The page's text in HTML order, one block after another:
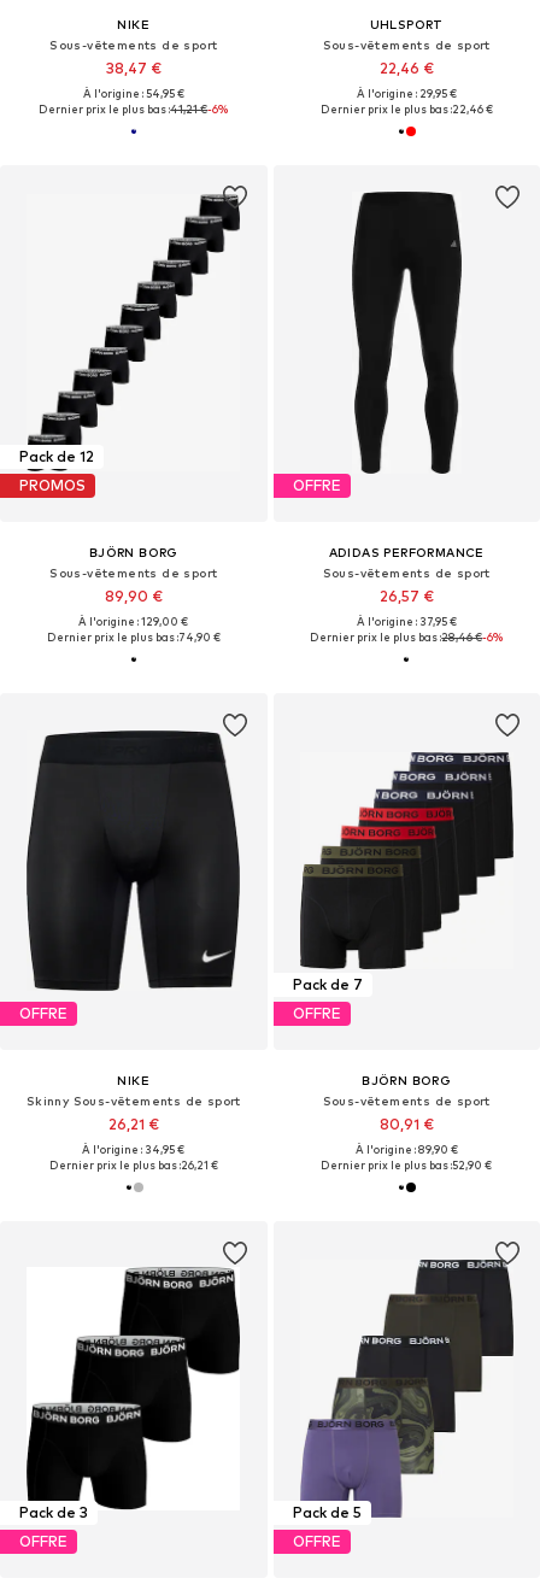
NIKE
Sous-vêtements de sport
38,47 €
À l'origine : 54,95 €
Dernier prix le plus bas :41,21 €-6%
UHLSPORT
Sous-vêtements de sport
22,46 €
À l'origine : 29,95 €
Dernier prix le plus bas :22,46 €
Pack de 12
PROMOS
BJÖRN BORG
Sous-vêtements de sport
89,90 €
À l'origine : 129,00 €
Dernier prix le plus bas :74,90 €
OFFRE
ADIDAS PERFORMANCE
Sous-vêtements de sport
26,57 €
À l'origine : 37,95 €
Dernier prix le plus bas :28,46 €-6%
OFFRE
NIKE
Skinny Sous-vêtements de sport
26,21 €
À l'origine : 34,95 €
Dernier prix le plus bas :26,21 €
Pack de 7
OFFRE
BJÖRN BORG
Sous-vêtements de sport
80,91 €
À l'origine : 89,90 €
Dernier prix le plus bas :52,90 €
Pack de 3
OFFRE
Pack de 5
OFFRE